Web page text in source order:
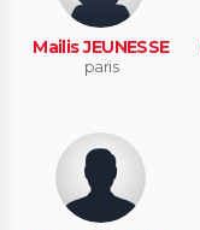
Mailis JEUNESSE
paris